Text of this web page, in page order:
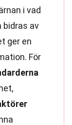
i vad
bidras av
ger en
För